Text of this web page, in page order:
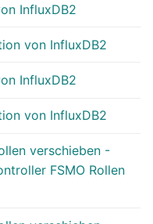
InfluxDB2
von InfluxDB2
InfluxDB2
von InfluxDB2
verschieben -
FSMO Rollen